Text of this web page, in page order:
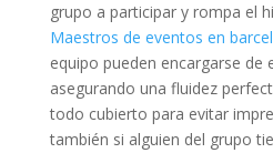
grupo a participar y rompa el
Maestros de eventos en
equipo pueden encargarse de
asegurando una fluidez
todo cubierto para evitar
también si alguien del grupo